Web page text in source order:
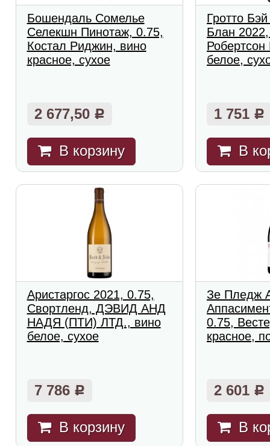
Бошендаль Сомелье
Селекшн Пинотаж, 0.75,
Костал Риджин, вино
красное, сухое
2 677,50 Р
В корзину
Гротто
Блан
белое,
1 751 Р
В
Аристаргос 2021, 0.75,
Свортленд, ДЭВИД АНД
НАДЯ (ПТИ) ЛТД., вино
белое, сухое
7 786 Р
В корзину
Зе Пледж
0.75,
красное,
2 601 Р
В